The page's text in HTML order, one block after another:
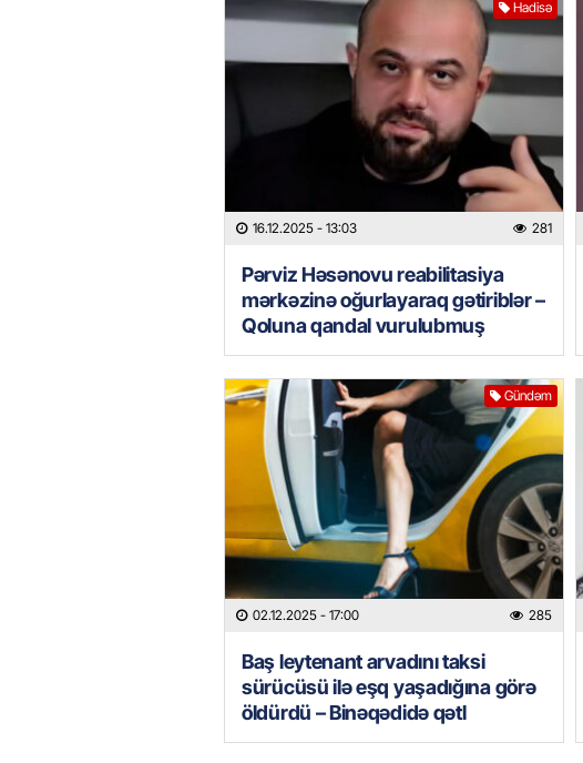
Hadisə
16.12.2025 - 13:03 281
Pərviz Həsənovu reabilitasiya
mərkəzinə oğurlayaraq gətiriblər –
Qoluna qandal vurulubmuş
Gündəm
02.12.2025 - 17:00 285
Baş leytenant arvadını taksi
sürücüsü ilə eşq yaşadığına görə
öldürdü – Binəqədidə qətl